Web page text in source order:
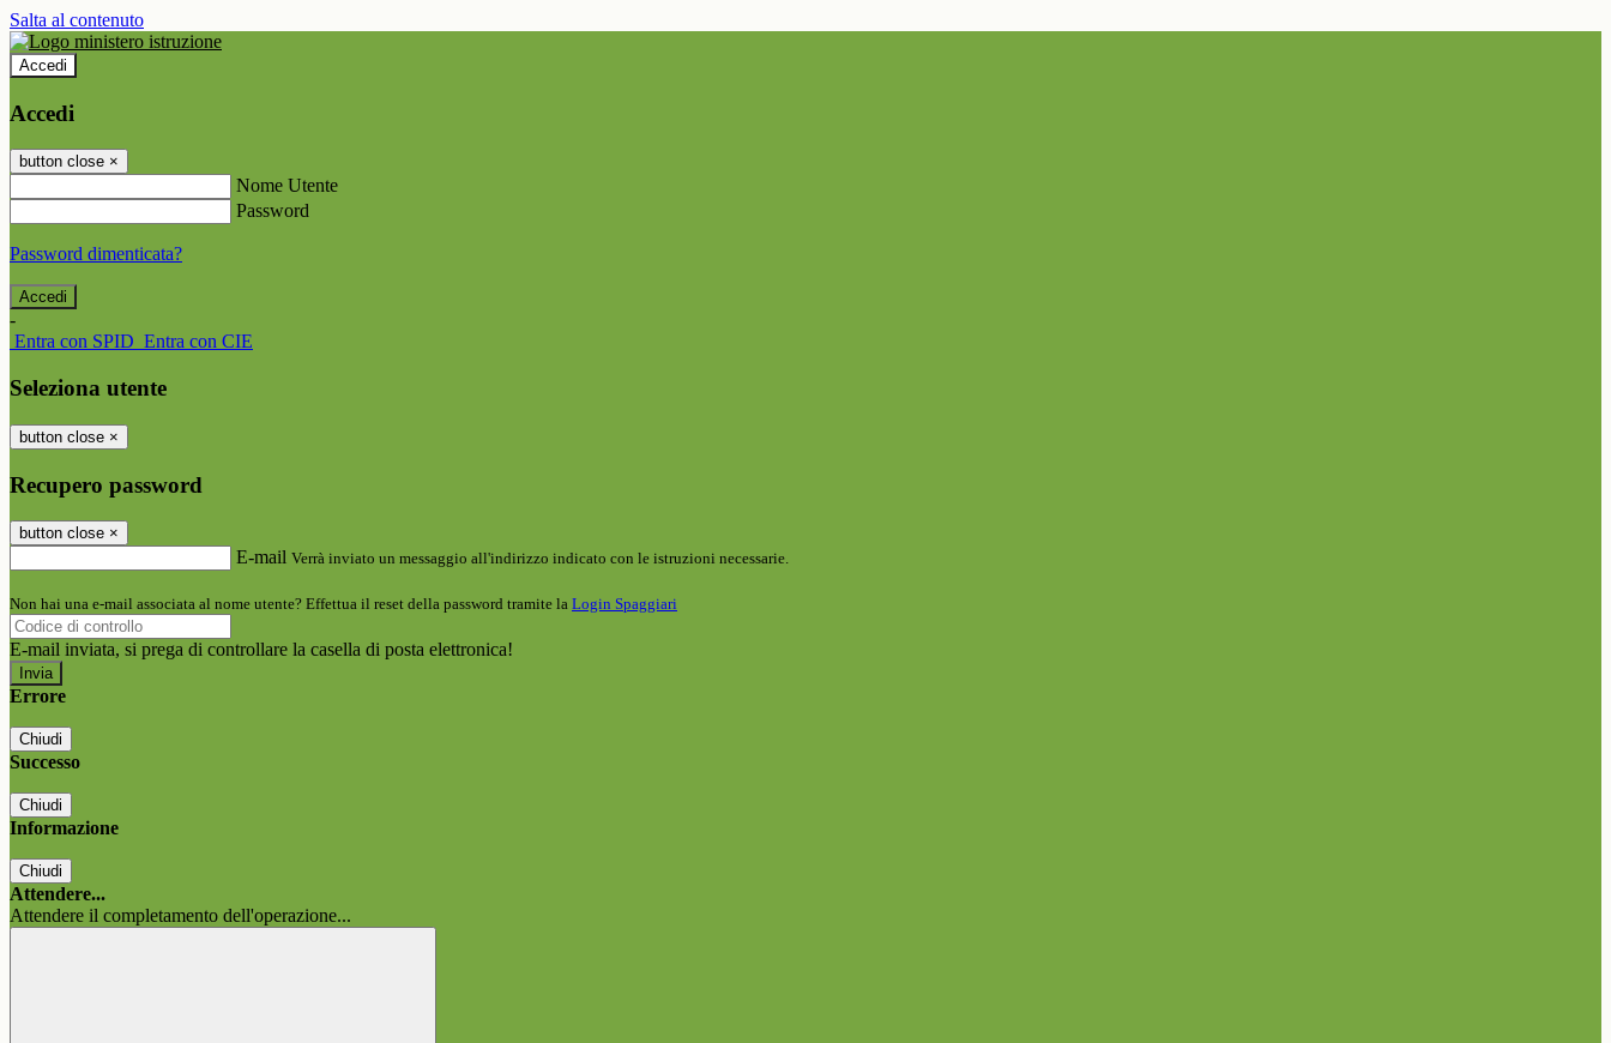
Salta al contenuto
Accedi
Accedi
button close ×
Nome Utente
Password
Password dimenticata?
-
Entra con SPID Entra con CIE
Seleziona utente
button close ×
Recupero password
button close ×
E-mail Verrà inviato un messaggio all'indirizzo indicato con le istruzioni necessarie.
Non hai una e-mail associata al nome utente? Effettua il reset della password tramite la Login Spaggiari
E-mail inviata, si prega di controllare la casella di posta elettronica!
Errore
Chiudi
Successo
Chiudi
Informazione
Chiudi
Attendere...
Attendere il completamento dell'operazione...